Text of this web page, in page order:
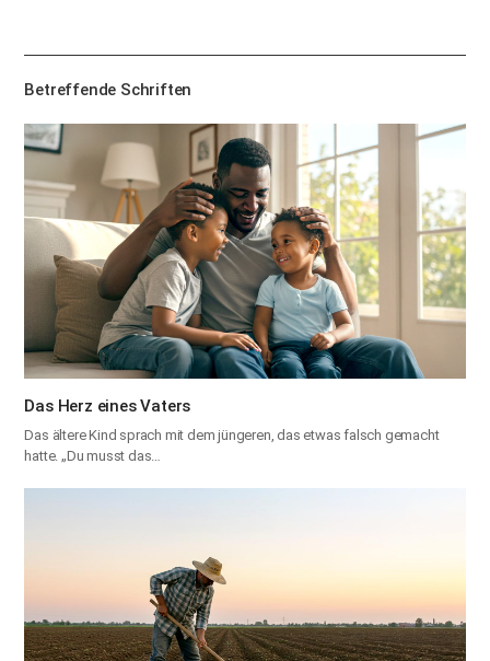
기
Betreffende Schriften
Das Herz eines Vaters
Das ältere Kind sprach mit dem jüngeren, das etwas falsch gemacht
hatte. „Du musst das…